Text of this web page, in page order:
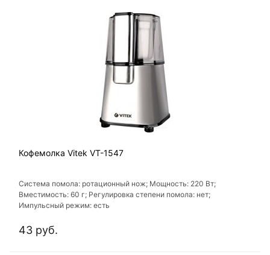
Кофемолка Vitek VT-1547
Система помола: ротационный нож; Мощность: 220 Вт;
Вместимость: 60 г; Регулировка степени помола: нет;
Импульсный режим: есть
43 руб.